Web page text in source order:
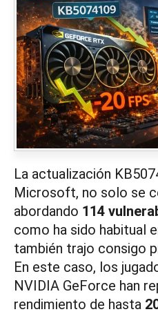
La actualización
Microsoft, no solo se
abordando 114
como ha sido habitual
también trajo consigo
En este caso, los
NVIDIA GeForce han
rendimiento de hasta